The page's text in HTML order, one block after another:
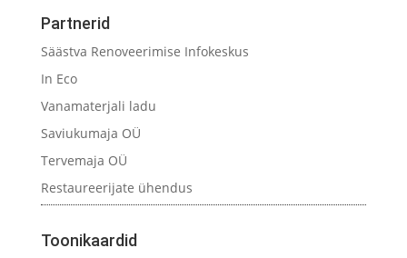
Partnerid
Säästva Renoveerimise Infokeskus
In Eco
Vanamaterjali ladu
Saviukumaja OÜ
Tervemaja OÜ
Restaureerijate ühendus
Toonikaardid